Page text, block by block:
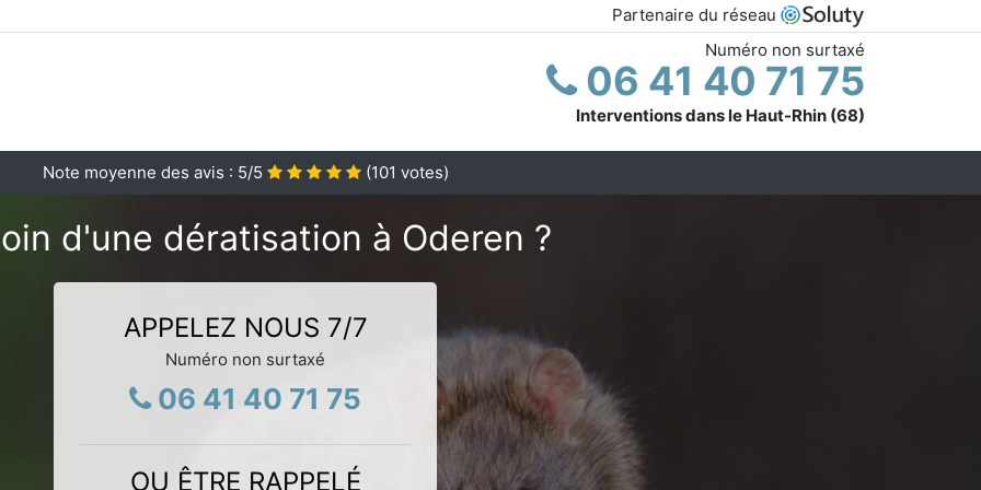
Partenaire du réseau
Numéro non surtaxé
06 41 40 71 75
Interventions dans le Haut-Rhin (68)
Note moyenne des avis : 5/5 (101 votes)
d'une dératisation à Oderen ?
APPELEZ NOUS 7/7
Numéro non surtaxé
06 41 40 71 75
OU ÊTRE RAPPELÉ